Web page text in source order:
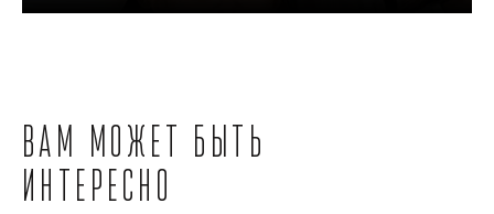
Вам может быть
интересно